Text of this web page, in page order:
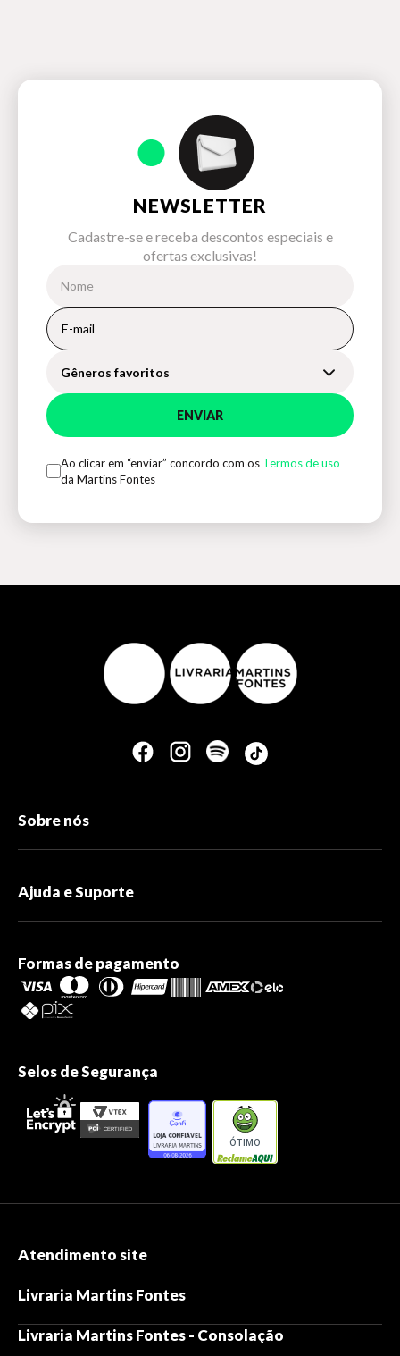
NEWSLETTER
Cadastre-se e receba descontos especiais e
ofertas exclusivas!
Gêneros favoritos
ENVIAR
Ao clicar em “enviar” concordo com os Termos de uso
da Martins Fontes
Sobre nós
Ajuda e Suporte
Formas de pagamento
Selos de Segurança
ÓTIMO
Atendimento site
Livraria Martins Fontes
Livraria Martins Fontes - Consolação